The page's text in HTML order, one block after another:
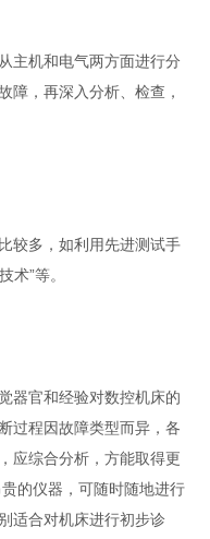
机和电气两方面进行分
障，再深入分析、检查，
多，如利用先进测试手
术”等。
官和经验对数控机床的
过程因故障类型而异，各
应综合分析，方能取得更
的仪器，可随时随地进行
适合对机床进行初步诊